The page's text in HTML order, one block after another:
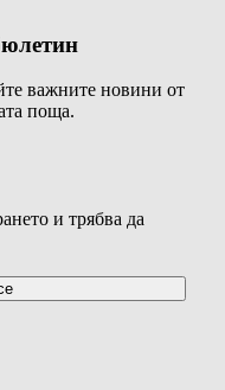
важните новини от
поща.
и трябва да